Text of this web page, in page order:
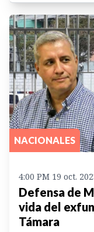
NACIONALES
4:00 PM 19 oct.
Defensa de
vida del
Támara